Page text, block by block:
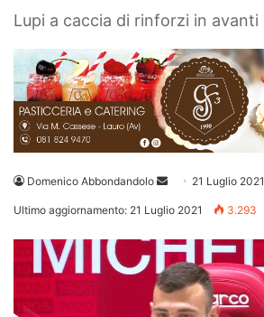
Lupi a caccia di rinforzi in avanti
Domenico Abbondandolo
Invia 21 Luglio 2021
Ultimo aggiornamento: 21 Luglio 2021 3.293